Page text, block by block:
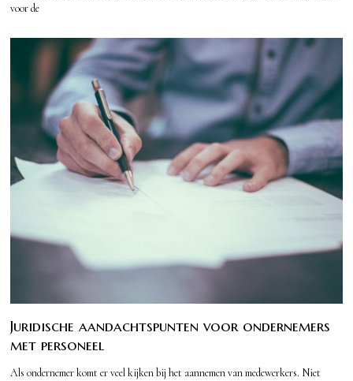
voor de
Juridische aandachtspunten voor ondernemers
met personeel
Als ondernemer komt er veel kijken bij het aannemen van medewerkers. Niet